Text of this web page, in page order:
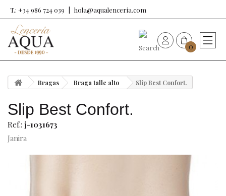
T.: +34 986 724 039 hola@aqualenceria.com
0
Bragas Braga talle alto Slip Best Confort.
Slip Best Confort.
Ref.: j-1031673
Janira